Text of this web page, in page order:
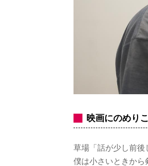
映画にのめり
草場「話が少し前後
僕は小さいときから